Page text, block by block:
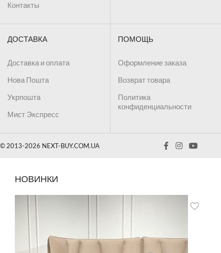
Контакты
ДОСТАВКА
Доставка и оплата
Нова Пошта
Укрпошта
Мист Экспресс
ПОМОЩЬ
Оформление заказа
Возврат товара
Политика
конфиденциальности
© 2013-2026 NEXT-BUY.COM.UA
НОВИНКИ